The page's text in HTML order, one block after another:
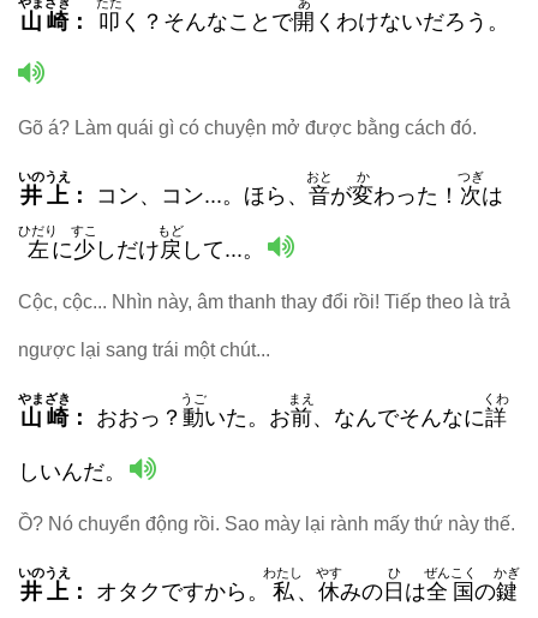
山崎： 叩 く？そんなことで開 くわけないだろう。
Gõ á? Làm quái gì có chuyện mở được bằng cách đó.
井上
いのうえ
： コン、コン...。ほら、 音
おと
が変
か
わった！ 次
つぎ
は
左
ひだり
に少
すこ
しだけ戻
もど
して...。
Cộc, cộc... Nhìn này, âm thanh thay đổi rồi! Tiếp theo là trả
ngược lại sang trái một chút...
山崎
やまざき
： おおっ？ 動
うご
いた。お前
まえ
、なんでそんなに詳
くわ
しいんだ。
Ồ? Nó chuyển động rồi. Sao mày lại rành mấy thứ này thế.
井上
いのうえ
： オタク ですから。 私
わたし
、 休
やす
みの 日
ひ
は全国
ぜんこく
の鍵
かぎ